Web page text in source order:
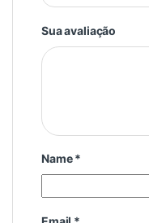
Sua avaliação
Name*